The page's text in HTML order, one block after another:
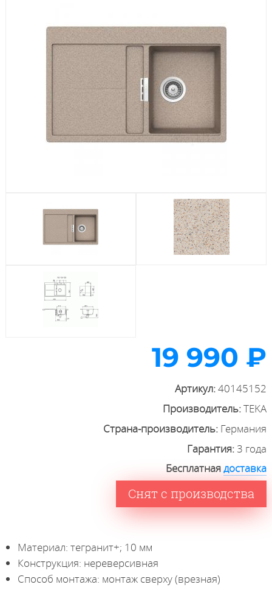
Стиральные машины
Холодильники
19 990 ₽
Артикул:40145152
Производитель:TEKA
Страна-производитель: Германия
Гарантия:3 года
Бесплатнаядоставка
Снят с производства
Материал: тегранит+; 10 мм
Конструкция: нереверсивная
Способ монтажа: монтаж сверху (врезная)